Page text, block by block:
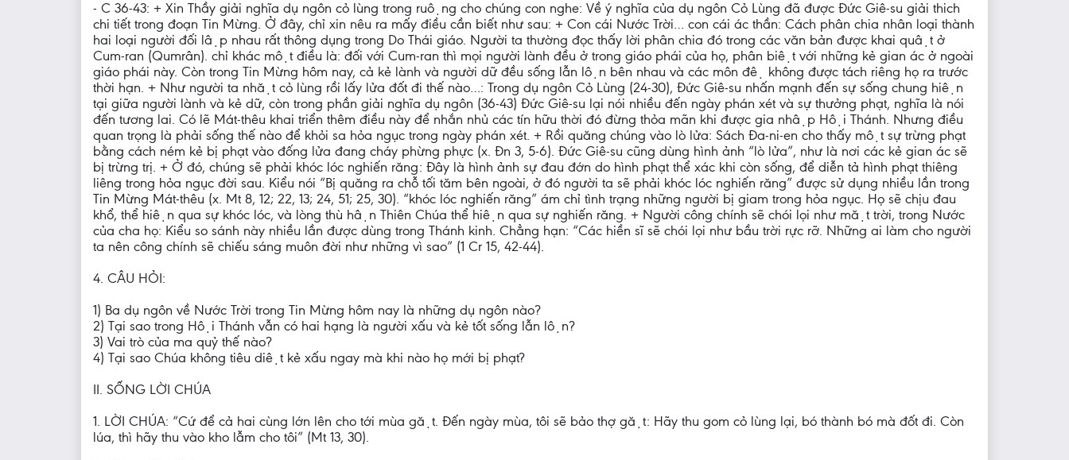
- C 36-43: + Xin Thầy giải nghĩa dụ ngôn cỏ lùng trong ruộng cho chúng con nghe: Về ý nghĩa của dụ ngôn Cỏ Lùng đã được Đức Giê-su giải thich
chi tiết trong đoạn Tin Mừng. Ở đây, chỉ xin nêu ra mấy điều cần biết như sau: + Con cái Nước Trời… con cái ác thần: Cách phân chia nhân loại thành
hai loại người đối lập nhau rất thông dụng trong Do Thái giáo. Người ta thường đọc thấy lời phân chia đó trong các văn bản được khai quật ở
Cum-ran (Qumrân). chỉ khác một điều là: đối với Cum-ran thì mọi người lành đều ở trong giáo phái của họ, phân biệt với những kẻ gian ác ở ngoài
giáo phái này. Còn trong Tin Mừng hôm nay, cả kẻ lành và người dữ đều sống lẫn lộn bên nhau và các môn đệ không được tách riêng họ ra trước
thời hạn. + Như người ta nhặt cỏ lùng rồi lấy lửa đốt đi thế nào…: Trong dụ ngôn Cỏ Lùng (24-30), Đức Giê-su nhấn mạnh đến sự sống chung hiện
tại giữa người lành và kẻ dữ, còn trong phần giải nghĩa dụ ngôn (36-43) Đức Giê-su lại nói nhiều đến ngày phán xét và sự thưởng phạt, nghĩa là nói
đến tương lai. Có lẽ Mát-thêu khai triển thêm điều này để nhắn nhủ các tín hữu thời đó đừng thỏa mãn khi được gia nhập Hội Thánh. Nhưng điều
quan trọng là phải sống thế nào để khỏi sa hỏa ngục trong ngày phán xét. + Rồi quăng chúng vào lò lửa: Sách Đa-ni-en cho thấy một sự trừng phạt
bằng cách ném kẻ bị phạt vào đống lửa đang cháy phừng phực (x. Đn 3, 5-6). Đức Giê-su cũng dùng hình ảnh “lò lửa”, như là nơi các kẻ gian ác sẽ
bị trừng trị. + Ở đó, chúng sẽ phải khóc lóc nghiến răng: Đây là hình ảnh sự đau đớn do hình phạt thể xác khi còn sống, để diễn tả hình phạt thiêng
liêng trong hỏa ngục đời sau. Kiểu nói “Bị quăng ra chỗ tối tăm bên ngoài, ở đó người ta sẽ phải khóc lóc nghiến răng” được sử dụng nhiều lần trong
Tin Mừng Mát-thêu (x. Mt 8, 12; 22, 13; 24, 51; 25, 30). “khóc lóc nghiến răng” ám chỉ tình trạng những người bị giam trong hỏa ngục. Họ sẽ chịu đau
khổ, thể hiện qua sự khóc lóc, và lòng thù hận Thiên Chúa thể hiện qua sự nghiến răng. + Người công chính sẽ chói lọi như mặt trời, trong Nước
của cha họ: Kiểu so sánh này nhiều lần được dùng trong Thánh kinh. Chẳng hạn: “Các hiền sĩ sẽ chói lọi như bầu trời rực rỡ. Những ai làm cho người
ta nên công chính sẽ chiếu sáng muôn đời như những vì sao” (1 Cr 15, 42-44).
4. CÂU HỎI:
1) Ba dụ ngôn về Nước Trời trong Tin Mừng hôm nay là những dụ ngôn nào?
2) Tại sao trong Hội Thánh vẫn có hai hạng là người xấu và kẻ tốt sống lẫn lộn?
3) Vai trò của ma quỷ thế nào?
4) Tại sao Chúa không tiêu diệt kẻ xấu ngay mà khi nào họ mới bị phạt?
II. SỐNG LỜI CHÚA
1. LỜI CHÚA: “Cứ để cả hai cùng lớn lên cho tới mùa gặt. Đến ngày mùa, tôi sẽ bảo thợ gặt: Hãy thu gom cỏ lùng lại, bó thành bó mà đốt đi. Còn
lúa, thì hãy thu vào kho lẫm cho tôi” (Mt 13, 30).